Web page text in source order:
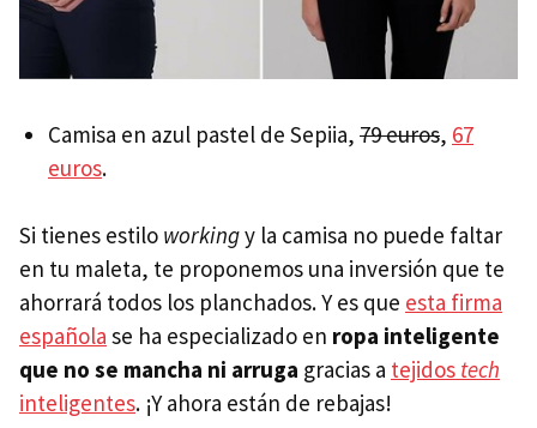
Camisa en azul pastel de Sepiia, 79 euros, 67
euros.
Si tienes estilo workingy la camisa no puede faltar
en tu maleta, te proponemos una inversión que te
ahorrará todos los planchados. Y es que esta firma
española se ha especializado en ropa inteligente
que no se mancha ni arruga gracias a tejidos tech
inteligentes. ¡Y ahora están de rebajas!